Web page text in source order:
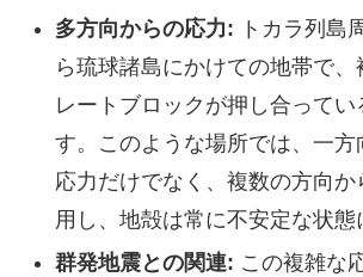
多方向からの応力: トカラ列島
ら琉球諸島にかけての地帯で
レートブロックが押し合って
す。このような場所では、一方
応力だけでなく、複数の方向
用し、地殻は常に不安定な状態
群発地震との関連: この複雑な